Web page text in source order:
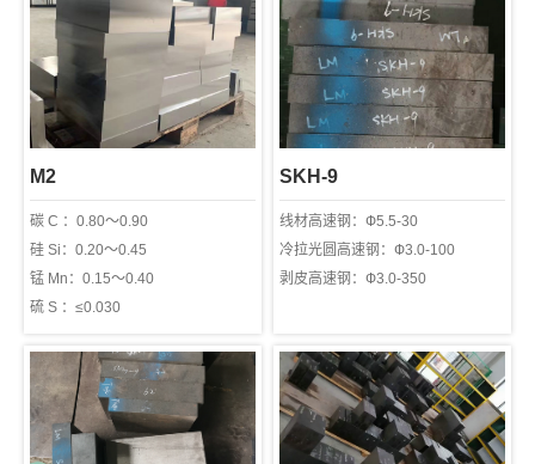
M2
碳 C ：0.80～0.90
硅 Si：0.20～0.45
锰 Mn：0.15～0.40
硫 S ：≤0.030
SKH-9
线材高速钢：Ф5.5-30
冷拉光圆高速钢：Ф3.0-100
剥皮高速钢：Ф3.0-350